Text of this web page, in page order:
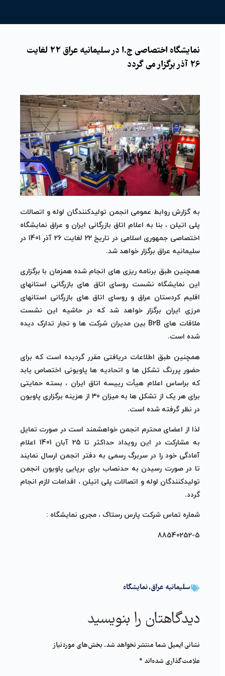
نمایشگاه اختصاصی ج.ا در سلیمانیه عراق 22 لغایت
26 آذر برگزار می گردد
به گزارش روابط عمومی انجمن تولیدکنندگان لوله و اتصالات
پلی اتیلن ، بنا به اعلام اتاق بازرگانی ایران و عراق نمایشگاه
اختصاصی جمهوری اسلامی در تاریخ 22 لغایت 26 آذر 1401 در
سلیمانیه عراق برگزار خواهد شد.
همچنین طبق برنامه ریزی های انجام شده همزمان با برگزاری
این نمایشگاه نشست روسای اتاق های بازرگانی استانهای
اقلیم کردستان عراق و روسای اتاق های بازرگانی استانهای
مرزی ایران برگزار خواهد شد که در حاشیه این نشست
ملاقات های B2B بین مدیران شرکت ها و تجار تدارک دیده
شده است.
همچنین طبق اطلاعات دریافتی مقرر گردیده است که برای
حضور پررنگ تشکل ها و اتحادیه ها پاویونی اختصاص یابد
که براساس اعلام هیأت رییسه اتاق ایران ، بسته حمایتی
برای هر یک از تشکل ها به میزان 30 از هزینه برگزاری پاویون
در نظر گرفته شده است.
لذا از اعضای محترم انجمن خواهشمند است در صورت تمایل
به مشارکت در این رویداد حداکثر تا 25 آبان 1401 اعلام
آمادگی خود را در سربرگ رسمی به دفتر انجمن ارسال نمایند
تا در صورت رسیدن به حدنصاب برای برپایی پاویون انجمن
تولیدکنندگان لوله و اتصالات پلی اتیلن ، اقدامات لازم انجام
گردد.
شماره تماس شرکت پارس رستاک ، مجری نمایشگاه :
88540252-5
سلیمانیه عراق,نمایشگاه‌
دیدگاهتان را بنویسید
نشانی ایمیل شما منتشر نخواهد شد. بخش‌های موردنیاز
علامت‌گذاری شده‌اند *